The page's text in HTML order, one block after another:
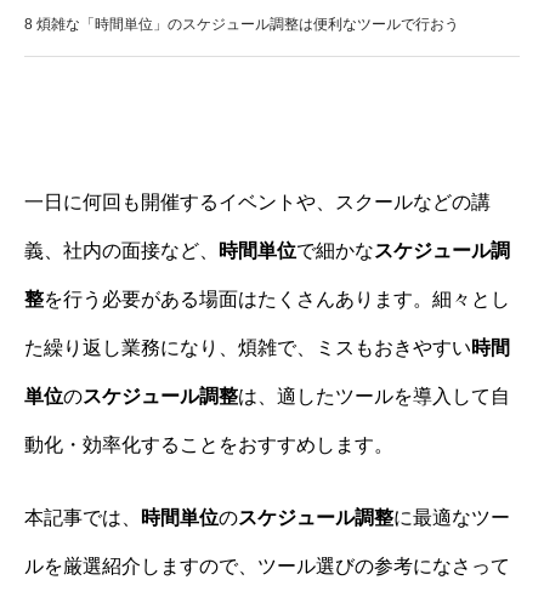
8 煩雑な「時間単位」のスケジュール調整は便利なツールで行おう
一日に何回も開催するイベントや、スクールなどの講
義、社内の面接など、 時間単位で細かなスケジュール調
整を行う必要がある場面はたくさんあります。細々とし
た繰り返し業務になり、煩雑で、ミスもおきやすい時間
単位のスケジュール調整は、適したツールを導入して自
動化・効率化することをおすすめします。
本記事では、 時間単位のスケジュール調整に最適なツー
ルを厳選紹介しますので、ツール選びの参考になさって